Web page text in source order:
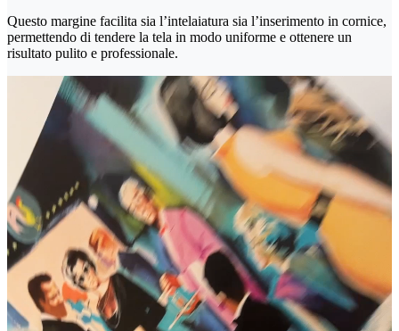
Questo margine facilita sia l’intelaiatura sia l’inserimento in cornice,
permettendo di tendere la tela in modo uniforme e ottenere un
risultato pulito e professionale.